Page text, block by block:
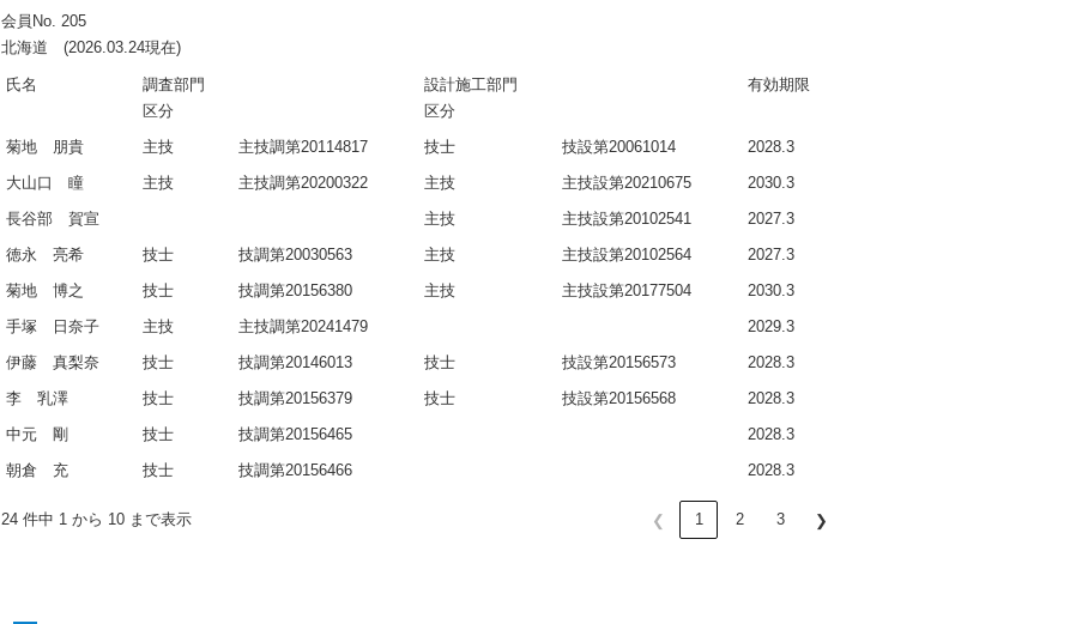
会員No. 205
北海道 (2026.03.24現在)
氏名
調査部門
区分
設計施工部門
区分
有効期限
菊地 朋貴 主技 主技調第20114817 技士 技設第20061014 2028.3
大山口 瞳 主技 主技調第20200322 主技 主技設第20210675 2030.3
長谷部 賀宣 主技 主技設第20102541 2027.3
徳永 亮希 技士 技調第20030563 主技 主技設第20102564 2027.3
菊地 博之 技士 技調第20156380 主技 主技設第20177504 2030.3
手塚 日奈子 主技 主技調第20241479 2029.3
伊藤 真梨奈 技士 技調第20146013 技士 技設第20156573 2028.3
李 乳澤 技士 技調第20156379 技士 技設第20156568 2028.3
中元 剛 技士 技調第20156465 2028.3
朝倉 充 技士 技調第20156466 2028.3
24 件中 1 から 10 まで表示 ❮ 1 2 3 ❯